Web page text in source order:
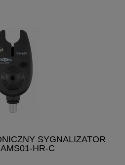
SYGNALIZATOR
HR-C